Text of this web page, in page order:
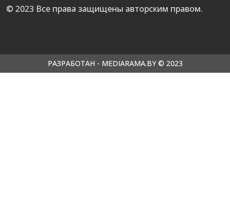
© 2023 Все права защищены авторским правом.
РАЗРАБОТАН - MEDIARAMA.BY © 2023